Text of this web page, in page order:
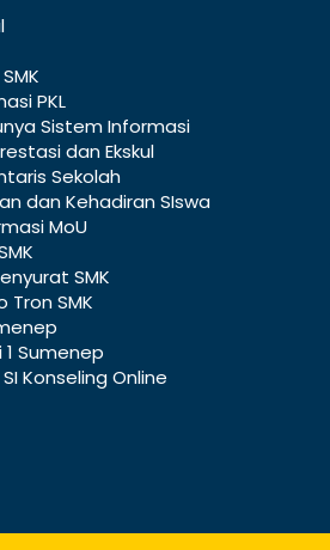
PKL
Sistem Informasi
dan Ekskul
Sekolah
dan Kehadiran SIswa
MoU
SMK
Tron SMK
1 Sumenep
SI Konseling Online